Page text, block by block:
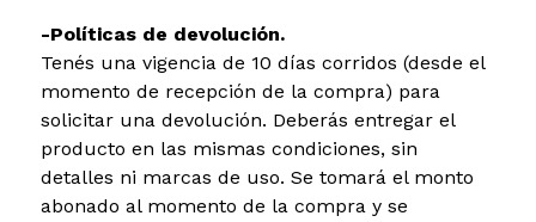
-Políticas de devolución.
Tenés una vigencia de 10 días corridos (desde el
momento de recepción de la compra) para
solicitar una devolución. Deberás entregar el
producto en las mismas condiciones, sin
detalles ni marcas de uso. Se tomará el monto
abonado al momento de la compra y se